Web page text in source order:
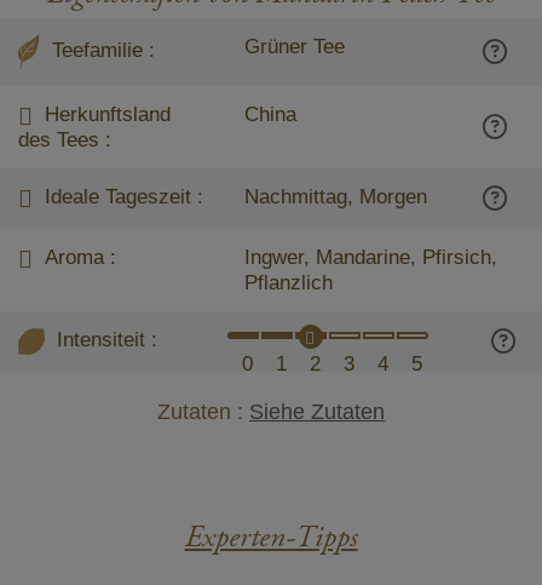
Teefamilie : Grüner Tee
Herkunftsland
des Tees :
China
Ideale Tageszeit : Nachmittag, Morgen
Aroma :
Ingwer, Mandarine, Pfirsich,
Pflanzlich
Intensiteit :
0
1 2 3 4 5
Zutaten : Siehe Zutaten
Experten-Tipps